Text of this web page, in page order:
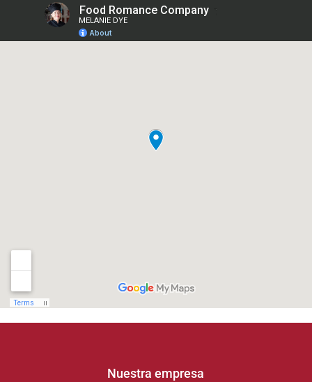
Nuestra empresa